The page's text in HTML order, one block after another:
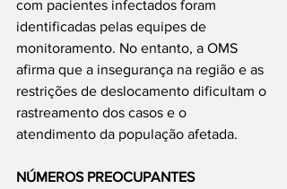
com pacientes infectados foram
identificadas pelas equipes de
monitoramento. No entanto, a OMS
afirma que a insegurança na região e as
restrições de deslocamento dificultam o
rastreamento dos casos e o
atendimento da população afetada.
NÚMEROS PREOCUPANTES